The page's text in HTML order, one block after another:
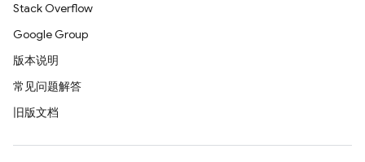
Stack Overflow
Google Group
版本说明
常见问题解答
旧版文档